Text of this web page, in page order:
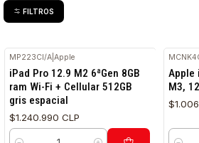
FILTROS
MP223CI/A |Apple
iPad Pro 12.9 M2 6ªGen 8GB
ram Wi-Fi + Cellular 512GB
gris espacial
$1.240.990 CLP
Apple
M3,